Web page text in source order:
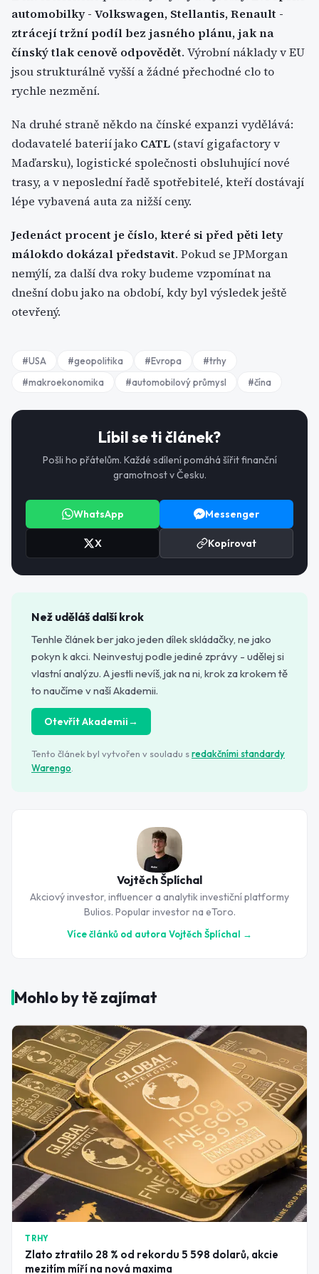
automobilky - Volkswagen, Stellantis, Renault -
ztrácejí tržní podíl bez jasného plánu, jak na
čínský tlak cenově odpovědět. Výrobní náklady v EU
jsou strukturálně vyšší a žádné přechodné clo to
rychle nezmění.
Na druhé straně někdo na čínské expanzi vydělává:
dodavatelé baterií jako CATL (staví gigafactory v
Maďarsku), logistické společnosti obsluhující nové
trasy, a v neposlední řadě spotřebitelé, kteří dostávají
lépe vybavená auta za nižší ceny.
Jedenáct procent je číslo, které si před pěti lety
málokdo dokázal představit. Pokud se JPMorgan
nemýlí, za další dva roky budeme vzpomínat na
dnešní dobu jako na období, kdy byl výsledek ještě
otevřený.
#USA #geopolitika #Evropa #trhy
#makroekonomika #automobilový průmysl #čína
Líbil se ti článek?
Pošli ho přátelům. Každé sdílení pomáhá šířit finanční
gramotnost v Česku.
WhatsApp Messenger
X Kopírovat
Než uděláš další krok
Tenhle článek ber jako jeden dílek skládačky, ne jako
pokyn k akci. Neinvestuj podle jediné zprávy - udělej si
vlastní analýzu. A jestli nevíš, jak na ni, krok za krokem tě
to naučíme v naší Akademii.
Otevřít Akademii→
Tento článek byl vytvořen v souladu sredakčními standardy
Warengo
Vojtěch Šplíchal
Akciový investor, influencer a analytik investiční platformy
Bulios. Popular investor na eToro.
Více článků od autora Vojtěch Šplíchal →
Mohlo by tě zajímat
TRHY
Zlato ztratilo 28 % od rekordu 5 598 dolarů, akcie
mezitím míří na nová maxima